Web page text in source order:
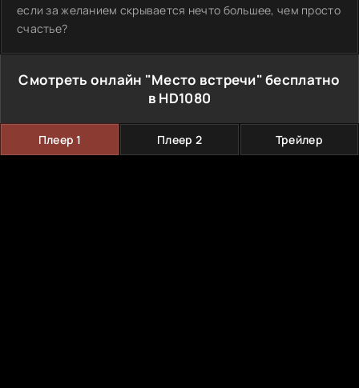
если за желанием скрывается нечто большее, чем просто
счастье?
Смотреть онлайн "Место встречи" бесплатно
в HD1080
Плеер 1 Плеер 2 Трейлер